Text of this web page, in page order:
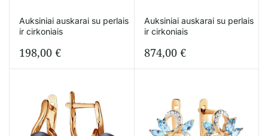
Auksiniai auskarai su perlais
ir cirkoniais
198,00 €
Auksiniai auskarai su perlais
ir cirkoniais
874,00 €